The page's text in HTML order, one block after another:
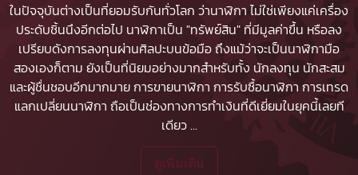
ในปัจจุบันต่างเป็นที่ยอมรับกันทั่วโลก ว่านาฬิกา ไม่ใช่เพียงแค่เครื่อง
ประดับชิ้นนึงอีกต่อไป นาฬิกาเป็น "ทรัพย์สิน" ที่มีมูลค่าขึ้น หรือลง
เปรียบดังการลงทุนผ่านศิลปะบนข้อมือ ถึงแม้ว่าจะเป็นนาฬิกามือ
สองเองก็ตาม ยังเป็นที่นิยมอย่างมากสำหรับทั้ง นักลงทุน นักสะสม
และผู้ชื่นชอบอีกมากมายการขายนาฬิกา การรับซื้อนาฬิกา การเทรด
แลกเปลี่ยนนาฬิกา ถือเป็นช่องทางการทำเงินที่ดีเยี่ยมในยุคนี้เลยที
เดียว...
ดูเพิ่มเติม